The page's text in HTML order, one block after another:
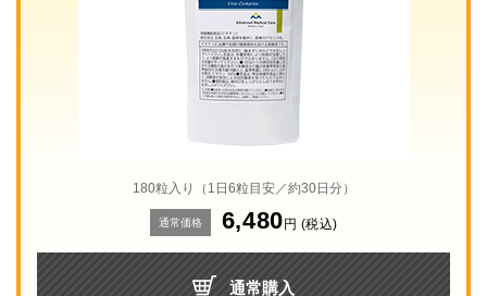
180粒入り（1日6粒目安／約30日分）
通常価格 6,480 円 (税込)
通常購入